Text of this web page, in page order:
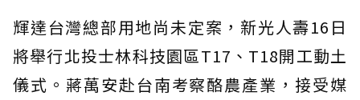
輝達台灣總部用地尚未定案，新光人壽16日
將舉行北投士林科技園區T17、T18開工動土
儀式。蔣萬安赴台南考察酪農產業，接受媒